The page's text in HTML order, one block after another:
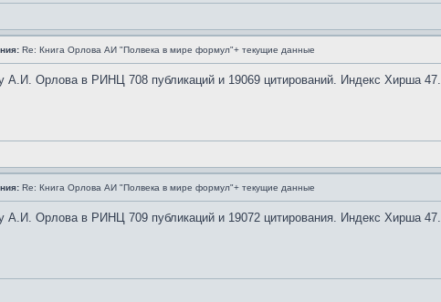
Re: Книга Орлова АИ "Полвека в мире формул"+ текущие данные
А.И. Орлова в РИНЦ 708 публикаций и 19069 цитирований. Индекс Хирша 47.
Re: Книга Орлова АИ "Полвека в мире формул"+ текущие данные
А.И. Орлова в РИНЦ 709 публикаций и 19072 цитирования. Индекс Хирша 47.